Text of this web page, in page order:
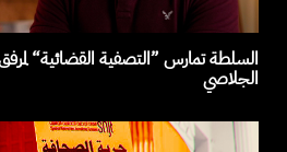
السلطة تمارس ”التصفية القضائية“
الجلاصي